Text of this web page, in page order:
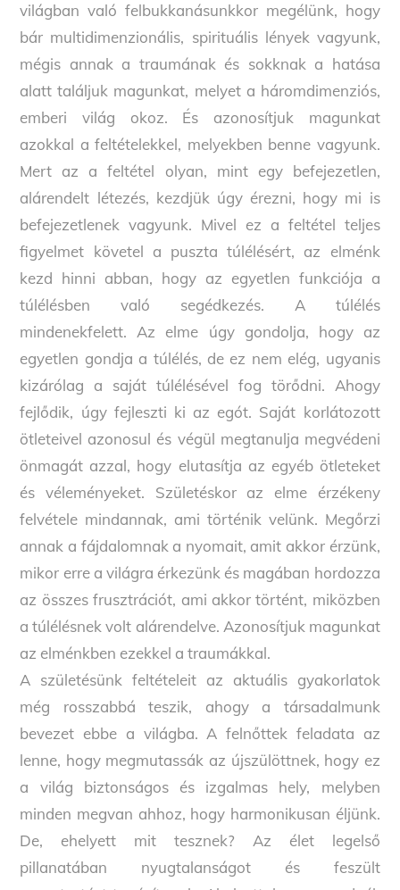
világban való felbukkanásunkkor megélünk, hogy
bár multidimenzionális, spirituális lények vagyunk,
mégis annak a traumának és sokknak a hatása
alatt találjuk magunkat, melyet a háromdimenziós,
emberi világ okoz. És azonosítjuk magunkat
azokkal a feltételekkel, melyekben benne vagyunk.
Mert az a feltétel olyan, mint egy befejezetlen,
alárendelt létezés, kezdjük úgy érezni, hogy mi is
befejezetlenek vagyunk. Mivel ez a feltétel teljes
figyelmet követel a puszta túlélésért, az elménk
kezd hinni abban, hogy az egyetlen funkciója a
túlélésben való segédkezés. A túlélés
mindenekfelett. Az elme úgy gondolja, hogy az
egyetlen gondja a túlélés, de ez nem elég, ugyanis
kizárólag a saját túlélésével fog törődni. Ahogy
fejlődik, úgy fejleszti ki az egót. Saját korlátozott
ötleteivel azonosul és végül megtanulja megvédeni
önmagát azzal, hogy elutasítja az egyéb ötleteket
és véleményeket. Születéskor az elme érzékeny
felvétele mindannak, ami történik velünk. Megőrzi
annak a fájdalomnak a nyomait, amit akkor érzünk,
mikor erre a világra érkezünk és magában hordozza
az összes frusztrációt, ami akkor történt, miközben
a túlélésnek volt alárendelve. Azonosítjuk magunkat
az elménkben ezekkel a traumákkal.
A születésünk feltételeit az aktuális gyakorlatok
még rosszabbá teszik, ahogy a társadalmunk
bevezet ebbe a világba. A felnőttek feladata az
lenne, hogy megmutassák az újszülöttnek, hogy ez
a világ biztonságos és izgalmas hely, melyben
minden megvan ahhoz, hogy harmonikusan éljünk.
De, ehelyett mit tesznek? Az élet legelső
pillanatában nyugtalanságot és feszült